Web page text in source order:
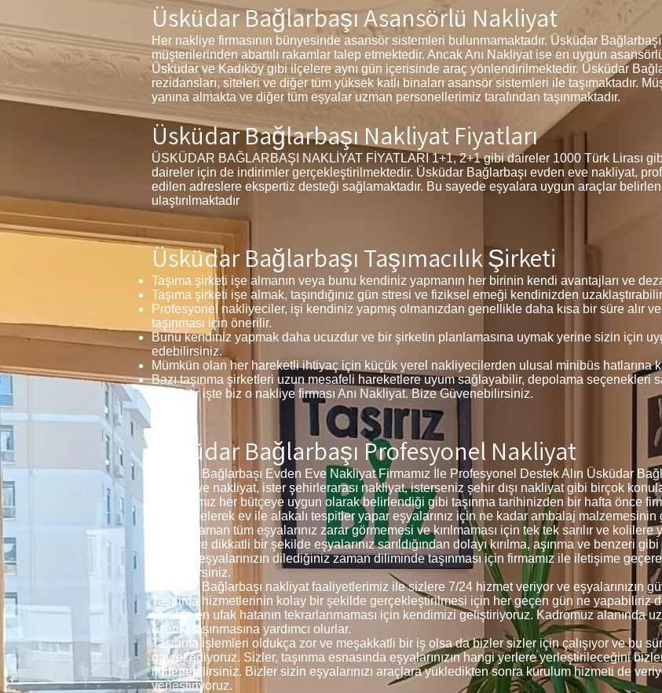
Üsküdar Bağlarbaşı Asansörlü Nakliyat
Her nakliye firmasının bünyesinde asansör sistemleri bulunmamaktadır. Üsküdar
müşterilerinden abartılı rakamlar talep etmektedir. Ancak Anı Nakliyat ise en uygun
Üsküdar ve Kadıköy gibi ilçelere aynı gün içerisinde araç yönlendirilmektedir. Üsküdar
rezidansları, siteleri ve diğer tüm yüksek katlı binaları asansör sistemleri ile taşımaktadır.
yanına almakta ve diğer tüm eşyalar uzman personellerimiz tarafından taşınmaktadır.
Üsküdar Bağlarbaşı Nakliyat Fiyatları
ÜSKÜDAR BAĞLARBAŞI NAKLİYAT FİYATLARI 1+1, 2+1 gibi daireler 1000 Türk Lirası
daireler için de indirimler gerçekleştirilmektedir. Üsküdar Bağlarbaşı evden eve nakliyat,
edilen adreslere ekspertiz desteği sağlamaktadır. Bu sayede eşyalara uygun araçlar
ulaştırılmaktadır
Üsküdar Bağlarbaşı Taşımacılık Şirketi
Taşıma şirketi işe almanın veya bunu kendiniz yapmanın her birinin kendi avantajları ve
Taşıma şirketi işe almak, taşındığınız gün stresi ve fiziksel emeği kendinizden
Profesyonel nakliyeciler, işi kendiniz yapmış olmanızdan genellikle daha kısa bir süre alır
taşınması için önerilir.
Bunu kendiniz yapmak daha ucuzdur ve bir şirketin planlamasına uymak yerine sizin için
edebilirsiniz.
Mümkün olan her hareketli ihtiyaç için küçük yerel nakliyecilerden ulusal minibüs hatlarına
Bazı taşınma şirketleri uzun mesafeli hareketlere uyum sağlayabilir, depolama seçenekleri
yapabilir işte biz o nakliye firması Anı Nakliyat. Bize Güvenebilirsiniz.
Üsküdar Bağlarbaşı Profesyonel Nakliyat
Üsküdar Bağlarbaşı Evden Eve Nakliyat Firmamız İle Profesyonel Destek Alın Üsküdar
evden eve nakliyat, ister şehirlerarası nakliyat, isterseniz şehir dışı nakliyat gibi birçok
Fiyatlarımız her bütçeye uygun olarak belirlendiği gibi taşınma tarihinizden bir hafta önce
adrese gelerek ev ile alakalı tespitler yapar eşyalarınız için ne kadar ambalaj
geldiği zaman tüm eşyalarınız zarar görmemesi ve kırılmaması için tek tek sarılır ve kolilere
Özenle ve dikkatli bir şekilde eşyalarınız sarıldığından dolayı kırılma, aşınma ve benzeri
sizlerde eşyalarınızın dilediğiniz zaman diliminde taşınması için firmamız ile iletişime
taşıtabilirsiniz.
Üsküdar Bağlarbaşı nakliyat faaliyetlerimiz ile sizlere 7/24 hizmet veriyor ve eşyalarınızın
Taşınma hizmetlerinin kolay bir şekilde gerçekleştirilmesi için her geçen gün ne yapabiliriz
yapılan en ufak hatanın tekrarlanmaması için kendimizi geliştiriyoruz. Kadromuz alanında
özenle taşınmasına yardımcı olurlar.
Taşınma işlemleri oldukça zor ve meşakkatli bir iş olsa da bizler sizler için çalışıyor ve bu
gayret ediyoruz. Sizler, taşınma esnasında eşyalarınızın hangi yerlere yerleştirileceğini
ilgilenebilirsiniz. Bizler sizin eşyalarınızı araçlara yükledikten sonra kurulum hizmeti de
yerleştiriyoruz.